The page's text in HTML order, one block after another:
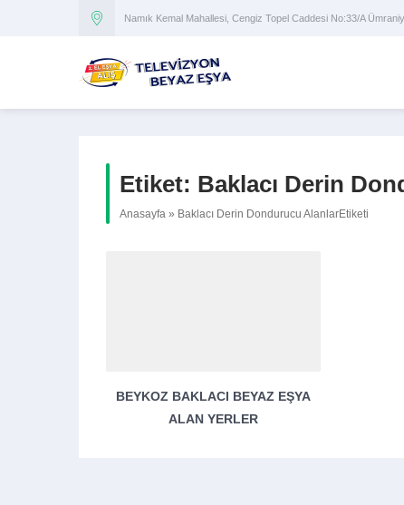
Namık Kemal Mahallesi, Cengiz Topel Caddesi No:33/A
Etiket: Baklacı Derin
Anasayfa » Baklacı Derin Dondurucu AlanlarEtiketi
BEYKOZ BAKLACI BEYAZ EŞYA
ALAN YERLER